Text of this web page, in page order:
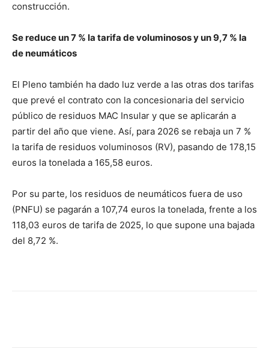
construcción.
Se reduce un 7 % la tarifa de voluminosos y un 9,7 % la
de neumáticos
El Pleno también ha dado luz verde a las otras dos tarifas
que prevé el contrato con la concesionaria del servicio
público de residuos MAC Insular y que se aplicarán a
partir del año que viene. Así, para 2026 se rebaja un 7 %
la tarifa de residuos voluminosos (RV), pasando de 178,15
euros la tonelada a 165,58 euros.
Por su parte, los residuos de neumáticos fuera de uso
(PNFU) se pagarán a 107,74 euros la tonelada, frente a los
118,03 euros de tarifa de 2025, lo que supone una bajada
del 8,72 %.